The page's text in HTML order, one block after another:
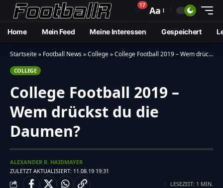
🔔17 Aa
Home Mein Feed Meine Interessen Gespeichert
Startseite» Football News»College»College Football 2019 – Wem drückst du die Daumen?
COLLEGE
College Football 2019 –
Wem drückst du die
Daumen?
ZULETZT AKTUALISIERT: 11.08.19 19:31
ALEXANDER R. HAIDMAYER
LESEZEIT: 1 MIN.